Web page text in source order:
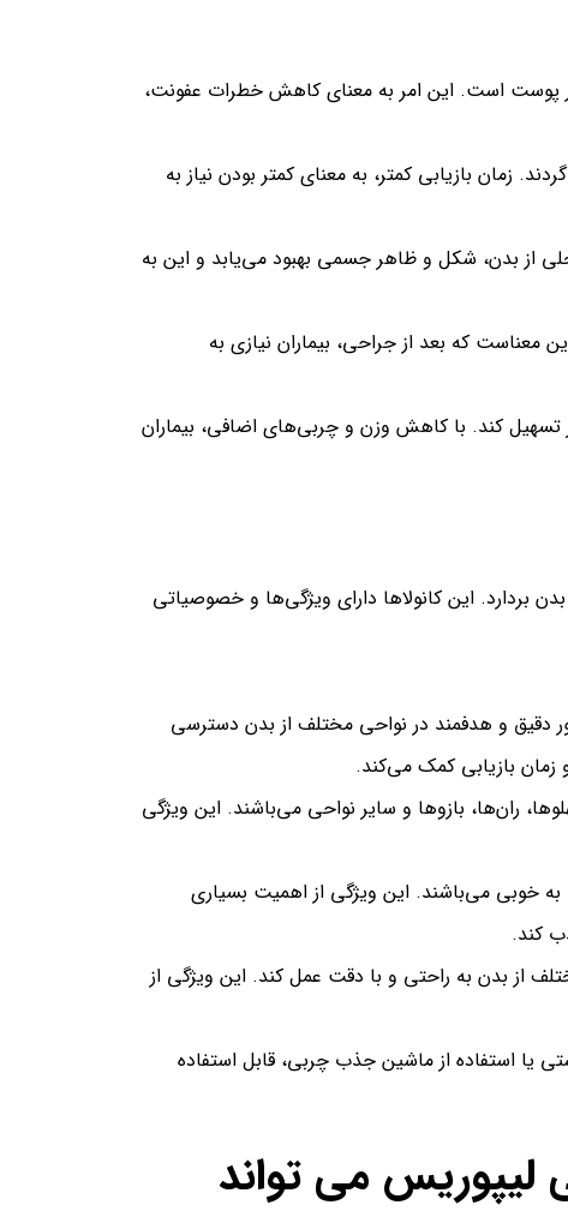
در پوست است. این امر به معنای کاهش خطرات عفونت،
زمان بازیابی کمتر، به معنای کمتر بودن نیاز به
از بدن، شکل و ظاهر جسمی بهبود می‌یابد و این به
معناست که بعد از جراحی، بیماران نیازی به
تسهیل کند. با کاهش وزن و چربی‌های اضافی، بیماران
بردارد. این کانولاها دارای ویژگی‌ها و خصوصیاتی
دقیق و هدفمند در نواحی مختلف از بدن دسترسی
بازیابی کمک می‌کند.
ران‌ها، بازوها و سایر نواحی می‌باشند. این ویژگی
خوبی می‌باشند. این ویژگی از اهمیت بسیاری
کند.
از بدن به راحتی و با دقت عمل کند. این ویژگی از
یا استفاده از ماشین جذب چربی، قابل استفاده
لیپوریس می تواند